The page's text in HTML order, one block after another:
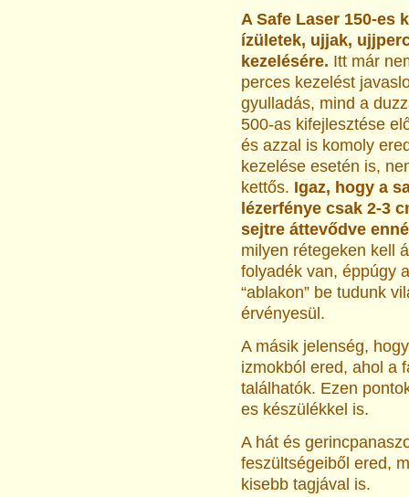
A Safe Laser 150-es
ízületek, ujjak,
kezelésére. Itt már
perces kezelést
gyulladás, mind a
500-as kifejlesztése
és azzal is komoly
kezelése esetén is,
kettős. Igaz, hogy a
lézerfénye csak 2-3
sejtre áttevődve
milyen rétegeken kell
folyadék van, éppúgy
“ablakon” be tudunk
érvényesül.
A másik jelenség,
izmokból ered, ahol a
találhatók. Ezen
es készülékkel is.
A hát és
feszültségeiből ered,
kisebb tagjával is.